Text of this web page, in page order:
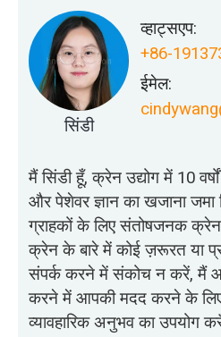
सिंडी
व्हाट्सएप:
+86-
ईमेल:
मैं सिंडी हूँ, क्रेन उद्योग में 10
और पेशेवर ज्ञान का खजाना
ग्राहकों के लिए संतोषजनक
क्रेन के बारे में कोई ज़रूरत या
संपर्क करने में संकोच न करें, मैं
करने में आपकी मदद करने के लिए
व्यावहारिक अनुभव का उपयोग